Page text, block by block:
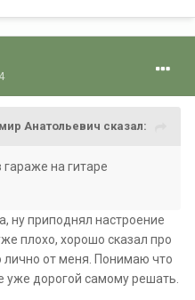
Анатольевич сказал:
гараже на гитаре
ну приподнял настроение
плохо, хорошо сказал про
от меня. Понимаю что
уже дорогой самому решать.